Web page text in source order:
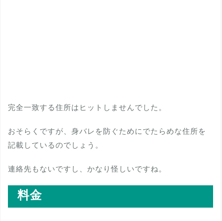
完全一致する住所はヒットしませんでした。
おそらくですが、身バレを防ぐためにでたらめな住所を
記載しているのでしょう。
連絡先もないですし、かなり怪しいですね。
料金